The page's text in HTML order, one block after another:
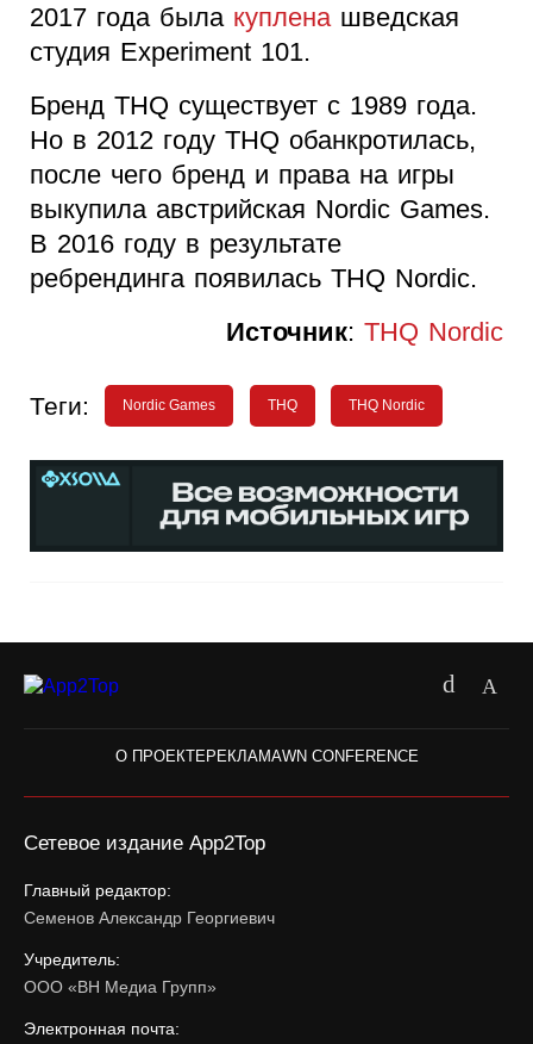
2017 года была куплена шведская
студия Experiment 101.
Бренд THQ существует с 1989 года.
Но в 2012 году THQ обанкротилась,
после чего бренд и права на игры
выкупила австрийская Nordic Games.
В 2016 году в результате
ребрендинга появилась THQ Nordic.
Источник: THQ Nordic
Теги: Nordic Games THQ THQ Nordic
О ПРОЕКТЕРЕКЛАМАWN CONFERENCE
Сетевое издание App2Top
Главный редактор:
Семенов Александр Георгиевич
Учредитель:
ООО «ВН Медиа Групп»
Электронная почта: